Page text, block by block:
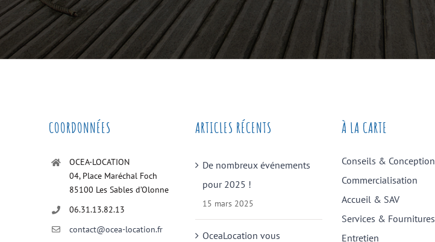
COORDONNÉES
OCEA-LOCATION
04, Place Maréchal Foch
85100 Les Sables d’Olonne
06.31.13.82.13
contact@ocea-location.fr
ARTICLES RÉCENTS
De nombreux événements
pour 2025 !
15 mars 2025
OceaLocation vous
À LA CARTE
Conseils & Conception
Commercialisation
Accueil & SAV
Services & Fournitures
Entretien